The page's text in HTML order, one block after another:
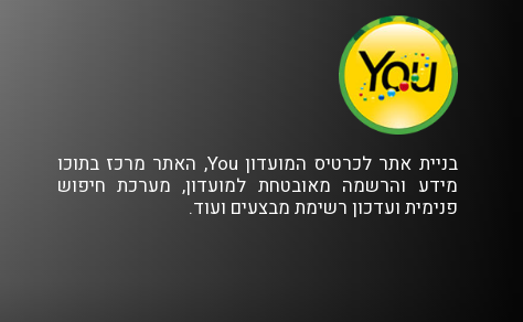
בניית אתר לכרטיס המועדון You, האתר מרכז בתוכו
מידע והרשמה מאובטחת למועדון, מערכת חיפוש
פנימית ועדכון רשימת מבצעים ועוד.